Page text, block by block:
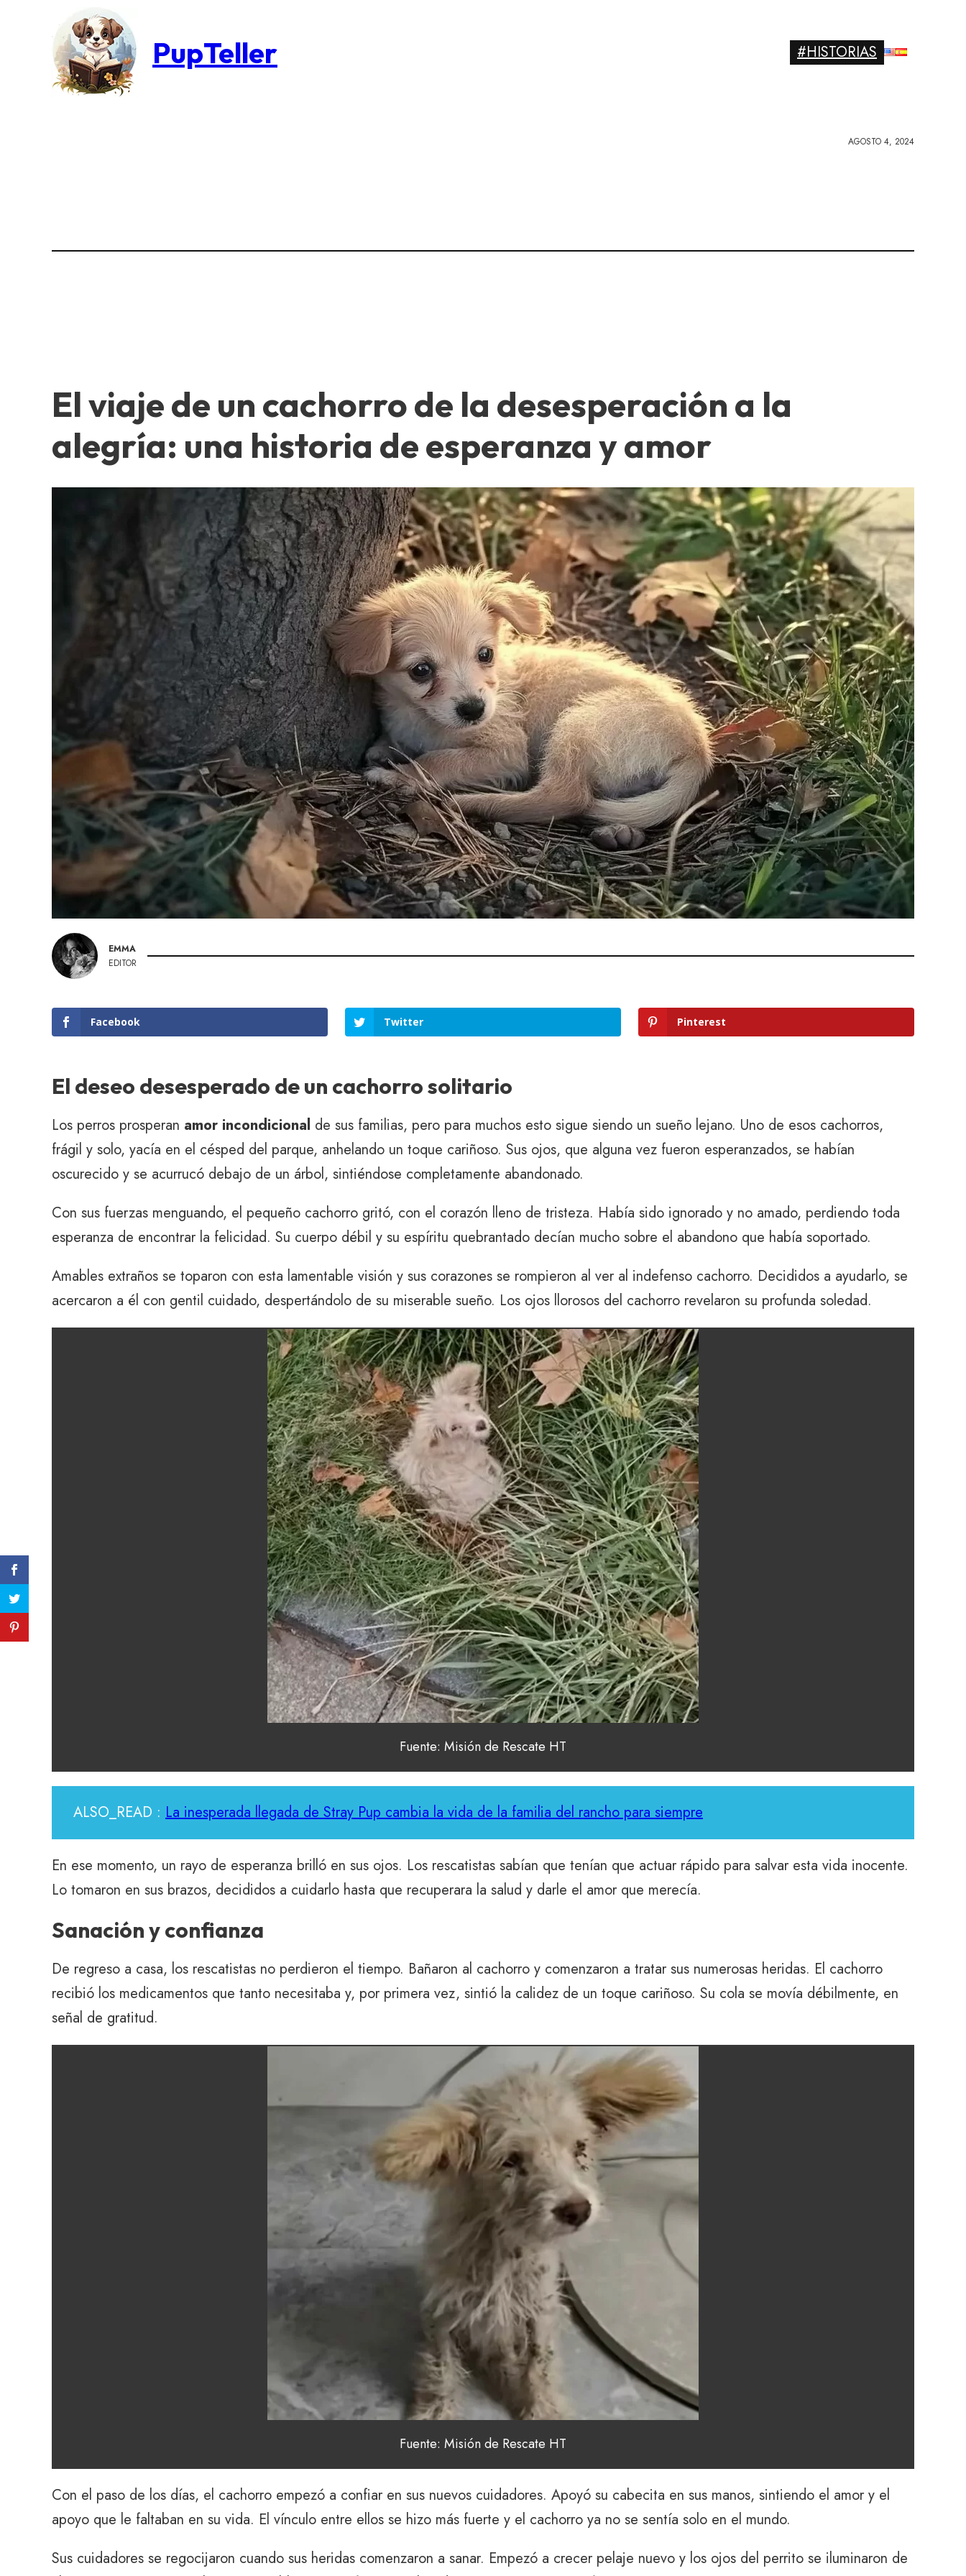
PupTeller #HISTORIAS
AGOSTO 4, 2024
El viaje de un cachorro de la desesperación a la
alegría: una historia de esperanza y amor
EMMA
EDITOR
Facebook Twitter Pinterest
El deseo desesperado de un cachorro solitario
Los perros prosperan amor incondicional de sus familias, pero para muchos esto sigue siendo un sueño lejano. Uno de esos cachorros,
frágil y solo, yacía en el césped del parque, anhelando un toque cariñoso. Sus ojos, que alguna vez fueron esperanzados, se habían
oscurecido y se acurrucó debajo de un árbol, sintiéndose completamente abandonado.
Con sus fuerzas menguando, el pequeño cachorro gritó, con el corazón lleno de tristeza. Había sido ignorado y no amado, perdiendo toda
esperanza de encontrar la felicidad. Su cuerpo débil y su espíritu quebrantado decían mucho sobre el abandono que había soportado.
Amables extraños se toparon con esta lamentable visión y sus corazones se rompieron al ver al indefenso cachorro. Decididos a ayudarlo, se
acercaron a él con gentil cuidado, despertándolo de su miserable sueño. Los ojos llorosos del cachorro revelaron su profunda soledad.
Fuente: Misión de Rescate HT
ALSO_READ : La inesperada llegada de Stray Pup cambia la vida de la familia del rancho para siempre
En ese momento, un rayo de esperanza brilló en sus ojos. Los rescatistas sabían que tenían que actuar rápido para salvar esta vida inocente.
Lo tomaron en sus brazos, decididos a cuidarlo hasta que recuperara la salud y darle el amor que merecía.
Sanación y confianza
De regreso a casa, los rescatistas no perdieron el tiempo. Bañaron al cachorro y comenzaron a tratar sus numerosas heridas. El cachorro
recibió los medicamentos que tanto necesitaba y, por primera vez, sintió la calidez de un toque cariñoso. Su cola se movía débilmente, en
señal de gratitud.
Fuente: Misión de Rescate HT
Con el paso de los días, el cachorro empezó a confiar en sus nuevos cuidadores. Apoyó su cabecita en sus manos, sintiendo el amor y el
apoyo que le faltaban en su vida. El vínculo entre ellos se hizo más fuerte y el cachorro ya no se sentía solo en el mundo.
Sus cuidadores se regocijaron cuando sus heridas comenzaron a sanar. Empezó a crecer pelaje nuevo y los ojos del perrito se iluminaron de